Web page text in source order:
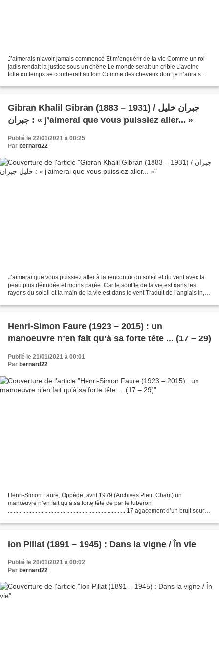
J’aimerais n’avoir jamais commencé Et m’enquérir de la vie Comme un roi
jadis rendait la justice sous un chêne Le monde serait un crible L’avoine
folle du temps se courberait au loin Comme des cheveux dont je n’aurais
Gibran Khalil Gibran (1883 – 1931) / جبران خليل
جبران : « j’aimerai que vous puissiez aller... »
Publié le 22/01/2021 à 00:25
Par bernard22
J’aimerai que vous puissiez aller à la rencontre du soleil et du vent avec la
peau plus dénudée et moins parée. Car le souffle de la vie est dans les
rayons du soleil et la main de la vie est dans le vent Traduit de l’anglais In,
Henri-Simon Faure (1923 – 2015) : un
manoeuvre n’en fait qu’à sa forte tête ... (17 – 29)
Publié le 21/01/2021 à 00:01
Par bernard22
Henri-Simon Faure; Oppède, avril 1979 (Archives Plein Chant) un
manœuvre n’en fait qu’à sa forte tête de par le luberon
................................................................................ 17 agacement d’un bruit sourd
Ion Pillat (1891 – 1945) : Dans la vigne / În vie
Publié le 20/01/2021 à 00:02
Par bernard22